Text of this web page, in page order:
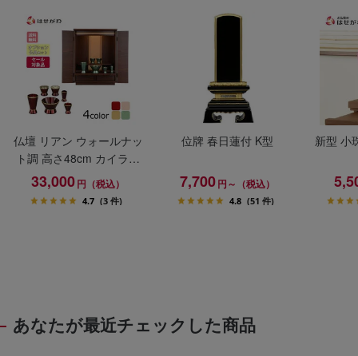
仏壇 リアン ウォールナッ
ト調 高さ48cm カイラ具
足セット
33,000円（税込）
4.7 (3 件)
位牌 春日蓮付 K型
7,700円～（税込）
4.8 (51 件)
新型 小
あなたが最近チェックした商品